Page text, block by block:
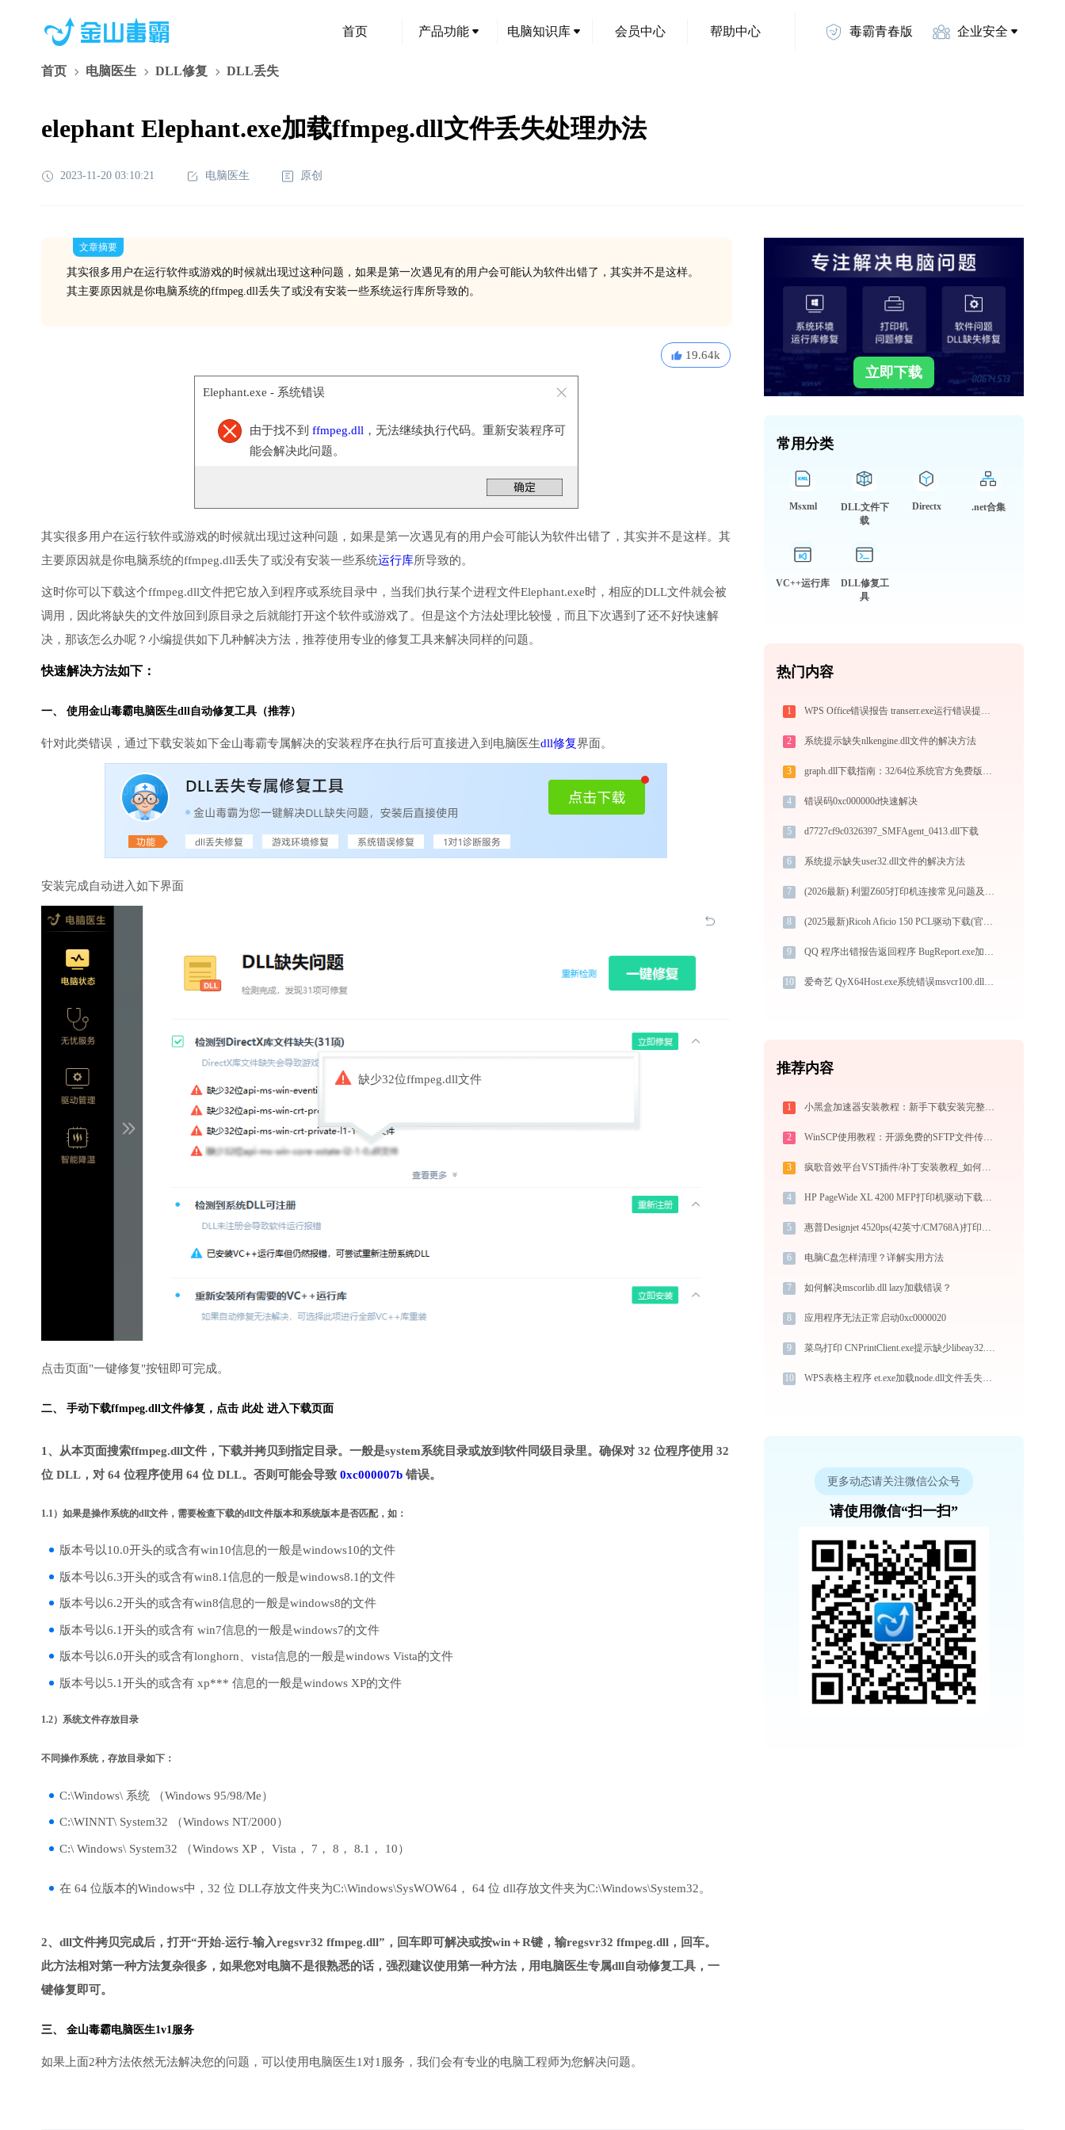
首页 产品功能 电脑知识库 会员中心 帮助中心 毒霸青春版 企业安全
首页 电脑医生 DLL修复 DLL丢失
elephant Elephant.exe加载ffmpeg.dll文件丢失处理办法
2023-11-20 03:10:21 电脑医生 原创
文章摘要
其实很多用户在运行软件或游戏的时候就出现过这种问题，如果是第一次遇见有的用户会可能认为软件出错了，其实并不是这样。
其主要原因就是你电脑系统的ffmpeg.dll丢失了或没有安装一些系统运行库所导致的。
19.64k
Elephant.exe - 系统错误
由于找不到 ffmpeg.dll ，无法继续执行代码。重新安装程序可
能会解决此问题。
其实很多用户在运行软件或游戏的时候就出现过这种问题，如果是第一次遇见有的用户会可能认为软件出错了，其实并不是这样。其
主要原因就是你电脑系统的ffmpeg.dll丢失了或没有安装一些系统运行库所导致的。
这时你可以下载这个ffmpeg.dll文件把它放入到程序或系统目录中，当我们执行某个进程文件Elephant.exe时，相应的DLL文件就会被
调用，因此将缺失的文件放回到原目录之后就能打开这个软件或游戏了。但是这个方法处理比较慢，而且下次遇到了还不好快速解
决，那该怎么办呢？小编提供如下几种解决方法，推荐使用专业的修复工具来解决同样的问题。
快速解决方法如下：
一、 使用金山毒霸电脑医生dll自动修复工具（推荐）
针对此类错误，通过下载安装如下金山毒霸专属解决的安装程序在执行后可直接进入到电脑医生dll修复界面。
安装完成自动进入如下界面
缺少32位ffmpeg.dll文件
点击页面"一键修复"按钮即可完成。
二、 手动下载ffmpeg.dll文件修复， 点击 此处 进入下载页面
1、从本页面搜索ffmpeg.dll文件，下载并拷贝到指定目录。一般是system系统目录或放到软件同级目录里。确保对 32 位程序使用 32
位 DLL，对 64 位程序使用 64 位 DLL。否则可能会导致 0xc000007b 错误。
1.1）如果是操作系统的dll文件，需要检查下载的dll文件版本和系统版本是否匹配，如：
版本号以10.0开头的或含有win10信息的一般是windows10的文件
版本号以6.3开头的或含有win8.1信息的一般是windows8.1的文件
版本号以6.2开头的或含有win8信息的一般是windows8的文件
版本号以6.1开头的或含有 win7信息的一般是windows7的文件
版本号以6.0开头的或含有longhorn、vista信息的一般是windows Vista的文件
版本号以5.1开头的或含有 xp*** 信息的一般是windows XP的文件
1.2）系统文件存放目录
不同操作系统，存放目录如下：
C:\Windows\ 系统 （Windows 95/98/Me）
C:\WINNT\ System32 （Windows NT/2000）
C:\ Windows\ System32 （Windows XP， Vista， 7， 8， 8.1， 10）
在 64 位版本的Windows中，32 位 DLL存放文件夹为C:\Windows\SysWOW64， 64 位 dll存放文件夹为C:\Windows\System32。
2、dll文件拷贝完成后，打开“开始-运行-输入regsvr32 ffmpeg.dll”，回车即可解决或按win＋R键，输regsvr32 ffmpeg.dll，回车。
此方法相对第一种方法复杂很多，如果您对电脑不是很熟悉的话，强烈建议使用第一种方法，用电脑医生专属dll自动修复工具，一
键修复即可。
三、 金山毒霸电脑医生1v1服务
如果上面2种方法依然无法解决您的问题，可以使用电脑医生1对1服务，我们会有专业的电脑工程师为您解决问题。
立即下载
常用分类
Msxml
DLL文件下
载
Directx .net合集
VC++运行库
DLL修复工
具
热门内容
1 WPS Office错误报告 transerr.exe运行错误提示0xc000000d的解决办法
2 系统提示缺失nlkengine.dll文件的解决方法
3 graph.dll下载指南：32/64位系统官方免费版安全获取与安装教程
4 错误码0xc000000d快速解决
5 d7727cf9c0326397_SMFAgent_0413.dll下载
6 系统提示缺失user32.dll文件的解决方法
7 (2026最新) 利盟Z605打印机连接常见问题及解决方法
8 (2025最新)Ricoh Aficio 150 PCL驱动下载(官方)-支持Win10/Win11
9 QQ 程序出错报告返回程序 BugReport.exe加载duilib.dll文件丢失处理办法
10 爱奇艺 QyX64Host.exe系统错误msvcr100.dll丢失如何解决
推荐内容
1 小黑盒加速器安装教程：新手下载安装完整步骤
2 WinSCP使用教程：开源免费的SFTP文件传输工具，运维必备远程管理利器
3 疯歌音效平台VST插件/补丁安装教程_如何加载插件效果包
4 HP PageWide XL 4200 MFP打印机驱动下载与安装教程：新手也能轻松搞定
5 惠普Designjet 4520ps(42英寸/CM768A)打印机连接问题解决方法 -金山毒霸
6 电脑C盘怎样清理？详解实用方法
7 如何解决mscorlib.dll lazy加载错误？
8 应用程序无法正常启动0xc0000020
9 菜鸟打印 CNPrintClient.exe提示缺少libeay32.dll文件的解决办法
10 WPS表格主程序 et.exe加载node.dll文件丢失处理办法
更多动态请关注微信公众号
请使用微信“扫一扫”